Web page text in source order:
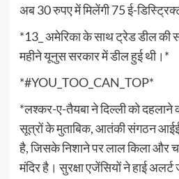
अब 30 रुपए में मिलेंगी 75 ई-
*13_ अमेरिका के साथ ट्रेड डील की
महीने यूनुस सरकार में डील हुई थी।*
*#YOU_TOO_CAN_TOP*
*लश्कर-ए-तैयबा ने दिल्ली को दहलाने
सूत्रों के मुताबिक, आतंकी संगठन
है, जिसके निशाने पर लाल किला और
मंदिर है। सुरक्षा एजेंसियों ने हाई